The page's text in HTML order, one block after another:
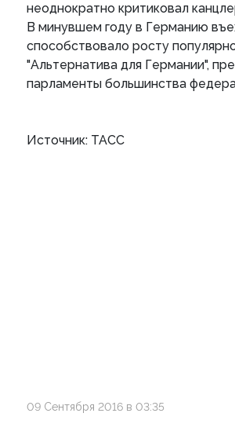
неоднократно критиковал
В минувшем году в Германию
способствовало росту
"Альтернатива для Германии",
парламенты большинства
Источник: ТАСС
09 Сентября 2016 в 03:35